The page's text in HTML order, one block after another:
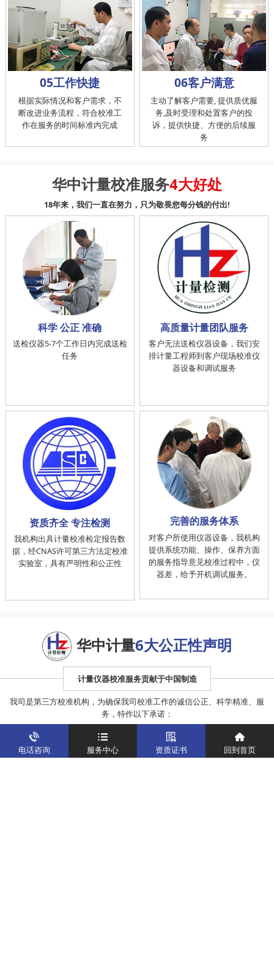
05工作快捷
根据实际情况和客户需求，不
断改进业务流程，符合校准工
作在服务的时间标准内完成
06客户满意
主动了解客户需要, 提供质优服
务,及时受理和处置客户的投
诉，提供快捷、方便的后续服
务
华中计量校准服务4大好处
18年来，我们一直在努力，只为敬畏您每分钱的付出!
科学 公正 准确
送检仪器5-7个工作日内完成送检
任务
高质量计量团队服务
客户无法送检仪器设备，我们安
排计量工程师到客户现场校准仪
器设备和调试服务
资质齐全 专注检测
我机构出具计量校准检定报告数
据，经CNAS许可第三方法定校准
实验室，具有严明性和公正性
完善的服务体系
对客户所使用仪器设备，我机构
提供系统功能、操作、保养方面
的服务指导意见校准过程中，仪
器差，给予开机调试服务。
华中计量6大公正性声明
计量仪器校准服务贡献于中国制造
我司是第三方校准机构，为确保我司校准工作的诚信公正、科学精准、服
务，特作以下承诺：
运行的管理体系严格
按照国家有关法律法规建立，能够现实校准工作的
质量，并有体系实现管理体系的持续改进。
电话咨询 服务中心 资质证书 回到首页